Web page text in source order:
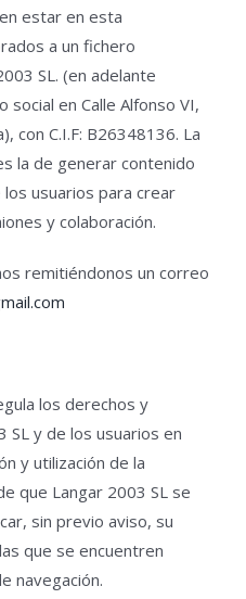
estar en esta
a un fichero
SL. (en adelante
social en Calle Alfonso VI,
con C.I.F: B26348136. La
la de generar contenido
usuarios para crear
y colaboración.
remitiéndonos un correo
los derechos y
SL y de los usuarios en
y utilización de la
que Langar 2003 SL se
sin previo aviso, su
que se encuentren
navegación.